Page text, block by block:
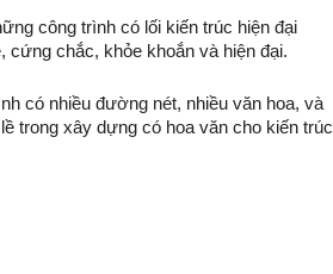
công trình có lối kiến trúc hiện đại
cứng chắc, khỏe khoắn và hiện đại.
có nhiều đường nét, nhiều văn hoa, và
trong xây dựng có hoa văn cho kiến trúc